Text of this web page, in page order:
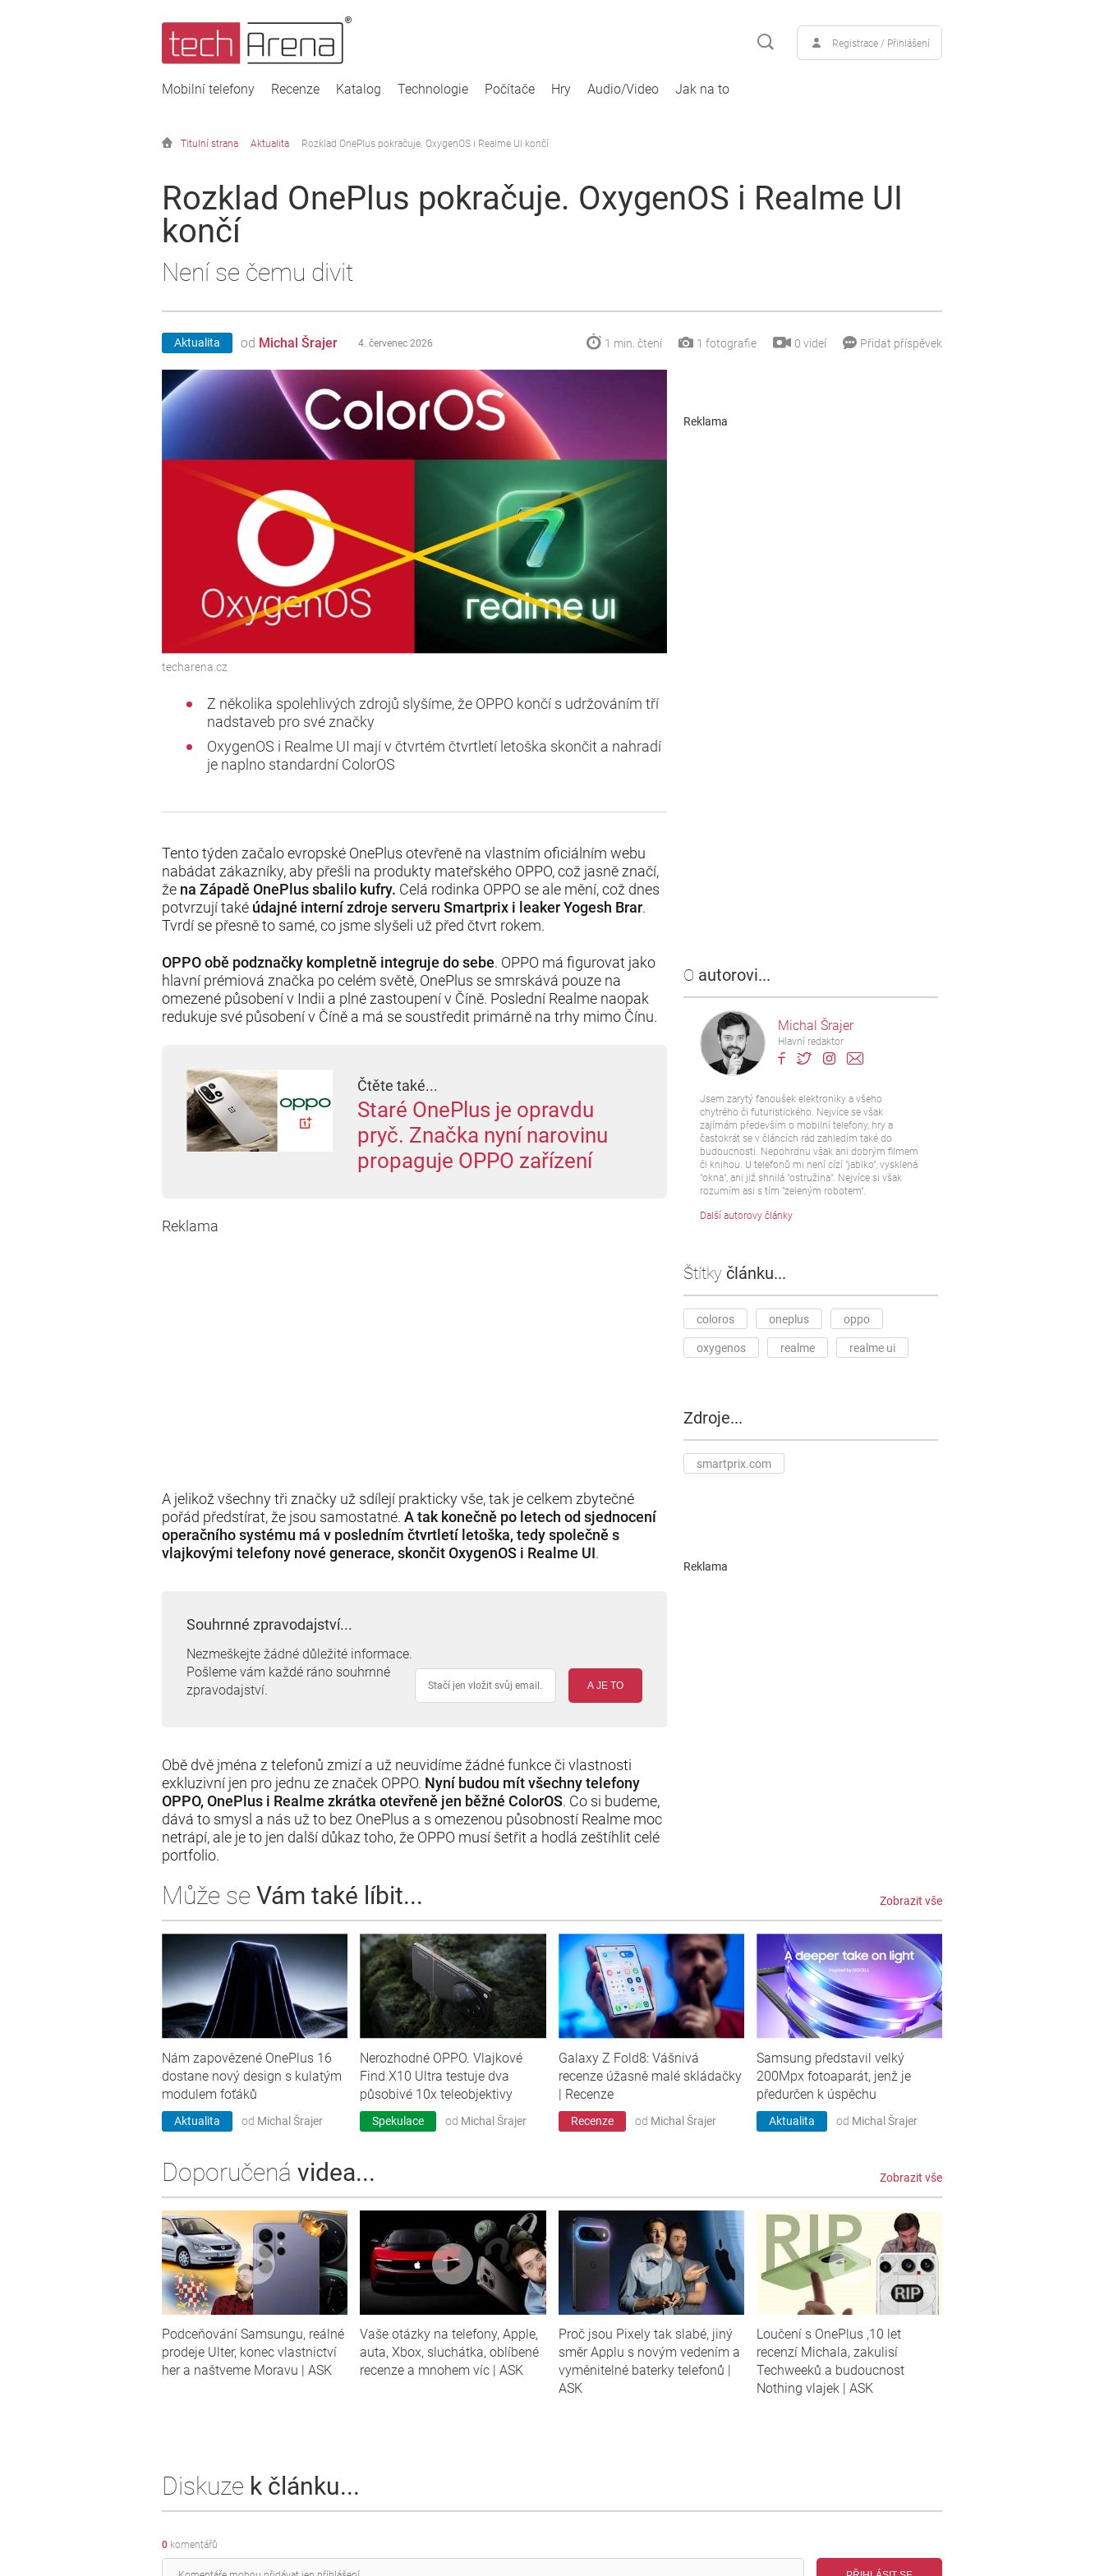
Registrace / Přihlášení
Mobilní telefony Recenze Katalog Technologie Počítače Hry Audio/Video Jak na to
Titulní strana Aktualita Rozklad OnePlus pokračuje. OxygenOS i Realme UI končí
Rozklad OnePlus pokračuje. OxygenOS i Realme UI
končí
Není se čemu divit
Aktualita od Michal Šrajer 4. červenec 2026 1 min. čtení 1 fotografie 0 videí Přidat příspěvek
techarena.cz
Z několika spolehlivých zdrojů slyšíme, že OPPO končí s udržováním tří
nadstaveb pro své značky
OxygenOS i Realme UI mají v čtvrtém čtvrtletí letoška skončit a nahradí
je naplno standardní ColorOS
Tento týden začalo evropské OnePlus otevřeně na vlastním oficiálním webu
nabádat zákazníky, aby přešli na produkty mateřského OPPO, což jasně značí,
že na Západě OnePlus sbalilo kufry. Celá rodinka OPPO se ale mění, což dnes
potvrzují také údajné interní zdroje serveru Smartprix i leaker Yogesh Brar.
Tvrdí se přesně to samé, co jsme slyšeli už před čtvrt rokem.
OPPO obě podznačky kompletně integruje do sebe. OPPO má figurovat jako
hlavní prémiová značka po celém světě, OnePlus se smrskává pouze na
omezené působení v Indii a plné zastoupení v Číně. Poslední Realme naopak
redukuje své působení v Číně a má se soustředit primárně na trhy mimo Čínu.
Čtěte také...
Staré OnePlus je opravdu
pryč. Značka nyní narovinu
propaguje OPPO zařízení
Reklama
A jelikož všechny tři značky už sdílejí prakticky vše, tak je celkem zbytečné
pořád předstírat, že jsou samostatné. A tak konečně po letech od sjednocení
operačního systému má v posledním čtvrtletí letoška, tedy společně s
vlajkovými telefony nové generace, skončit OxygenOS i Realme UI.
Souhrnné zpravodajství...
Nezmeškejte žádné důležité informace.
Pošleme vám každé ráno souhrnné
zpravodajství.
A JE TO
Obě dvě jména z telefonů zmizí a už neuvidíme žádné funkce či vlastnosti
exkluzivní jen pro jednu ze značek OPPO. Nyní budou mít všechny telefony
OPPO, OnePlus i Realme zkrátka otevřeně jen běžné ColorOS. Co si budeme,
dává to smysl a nás už to bez OnePlus a s omezenou působností Realme moc
netrápí, ale je to jen další důkaz toho, že OPPO musí šetřit a hodlá zeštíhlit celé
portfolio.
Reklama
O autorovi...
Michal Šrajer
Hlavní redaktor
Jsem zarytý fanoušek elektroniky a všeho
chytrého či futuristického. Nejvíce se však
zajímám především o mobilní telefony, hry a
častokrát se v článcích rád zahledím také do
budoucnosti. Nepohrdnu však ani dobrým filmem
či knihou. U telefonů mi není cízí "jablko", vysklená
"okna", ani již shnilá "ostružina". Nejvíce si však
rozumím asi s tím "zeleným robotem".
Další autorovy články
Štítky článku...
coloros oneplus oppo
oxygenos realme realme ui
Zdroje...
smartprix.com
Reklama
Může se Vám také líbit... Zobrazit vše
Nám zapovězené OnePlus 16
dostane nový design s kulatým
modulem foťáků
Aktualita od Michal Šrajer
Nerozhodné OPPO. Vlajkové
Find X10 Ultra testuje dva
působivé 10x teleobjektivy
Spekulace od Michal Šrajer
Galaxy Z Fold8: Vášnivá
recenze úžasně malé skládačky
| Recenze
Recenze od Michal Šrajer
Samsung představil velký
200Mpx fotoaparát, jenž je
předurčen k úspěchu
Aktualita od Michal Šrajer
Doporučená videa... Zobrazit vše
Podceňování Samsungu, reálné
prodeje Ulter, konec vlastnictví
her a naštveme Moravu | ASK
Vaše otázky na telefony, Apple,
auta, Xbox, sluchátka, oblíbené
recenze a mnohem víc | ASK
Proč jsou Pixely tak slabé, jiný
směr Applu s novým vedením a
vyměnitelné baterky telefonů |
ASK
Loučení s OnePlus ,10 let
recenzí Michala, zakulisí
Techweeků a budoucnost
Nothing vlajek | ASK
Diskuze k článku...
0 komentářů